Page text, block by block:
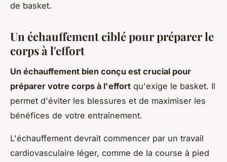
de basket.
Un échauffement ciblé pour préparer le
corps à l'effort
Un échauffement bien conçu est crucial pour
préparer votre corps à l'effort qu'exige le basket. Il
permet d'éviter les blessures et de maximiser les
bénéfices de votre entraînement.
L'échauffement devrait commencer par un travail
cardiovasculaire léger, comme de la course à pied